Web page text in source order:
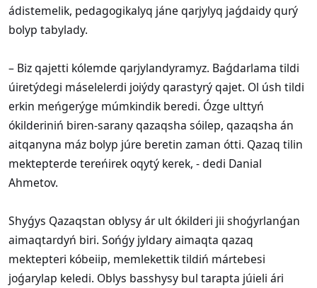
ádistemelik, pedagogikalyq jáne qarjylyq jaǵdaidy qurý
bolyp tabylady.
​– Biz qajetti kólemde qarjylandyramyz. Baǵdarlama tildi
úiretýdegi máselelerdi joiýdy qarastyrý qajet. Ol úsh tildi
erkin meńgerýge múmkindik beredi. Ózge ulttyń
ókilderiniń biren-sarany qazaqsha sóilep, qazaqsha án
aitqanyna máz bolyp júre beretin zaman ótti. Qazaq tilin
mektepterde tereńirek oqytý kerek, - dedi Danial
Ahmetov.
Shyǵys Qazaqstan oblysy ár ult ókilderi jii shoǵyrlanǵan
aimaqtardyń biri. Sońǵy jyldary aimaqta qazaq
mektepteri kóbeiip, memlekettik tildiń mártebesi
joǵarylap keledi. Oblys basshysy bul tarapta júieli ári